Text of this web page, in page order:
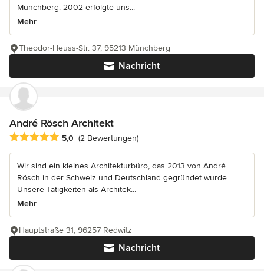
Münchberg. 2002 erfolgte uns...
Mehr
Nachricht
Theodor-Heuss-Str. 37, 95213 Münchberg
André Rösch Architekt
Durchschnittliche Bewertung: 5 von 5 Sternen
5,0 (2 Bewertungen)
Wir sind ein kleines Architekturbüro, das 2013 von André
Rösch in der Schweiz und Deutschland gegründet wurde.
Unsere Tätigkeiten als Architek...
Mehr
Nachricht
Hauptstraße 31, 96257 Redwitz